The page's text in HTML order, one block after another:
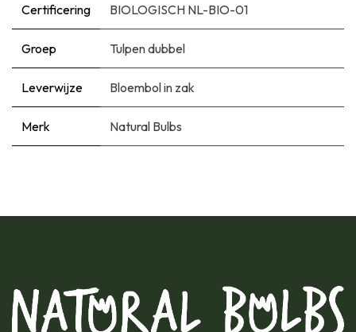
Certificering BIOLOGISCH NL-BIO-01
Groep Tulpen dubbel
Leverwijze Bloembol in zak
Merk Natural Bulbs